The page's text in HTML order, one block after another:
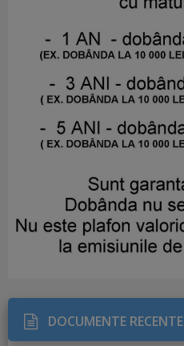
DOCUMENTE RECENTE